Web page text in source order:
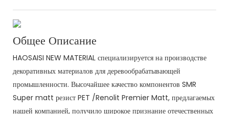
Общее Описание
HAOSAISI NEW MATERIAL специализируется на производстве
декоративных материалов для деревообрабатывающей
промышленности. Высочайшее качество компонентов SMR
Super matt резист PET /Renolit Premier Matt, предлагаемых
нашей компанией, получило широкое признание отечественных